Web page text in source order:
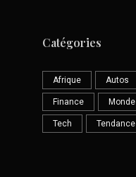
Catégories
Afrique Autos
Finance Monde
Tech Tendance